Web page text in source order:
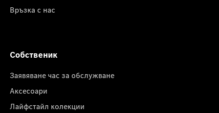
Връзка с нас
Собственик
Заявяване час за обслужване
Аксесоари
Лайфстайл колекции